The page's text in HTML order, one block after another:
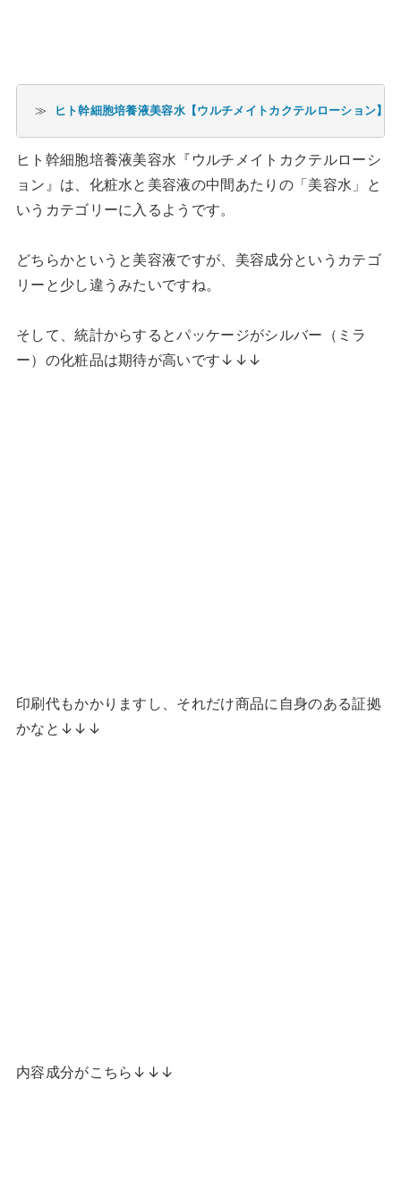
≫ ヒト幹細胞培養液美容水【ウルチメイトカクテルローション】
ヒト幹細胞培養液美容水『ウルチメイトカクテルローシ
ョン』は、化粧水と美容液の中間あたりの「美容水」と
いうカテゴリーに入るようです。
どちらかというと美容液ですが、美容成分というカテゴ
リーと少し違うみたいですね。
そして、統計からするとパッケージがシルバー（ミラ
ー）の化粧品は期待が高いです↓↓↓
印刷代もかかりますし、それだけ商品に自身のある証拠
かなと↓↓↓
内容成分がこちら↓↓↓